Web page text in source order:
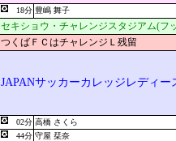
18分 豊嶋 舞子
セキショウ・チャレンジスタジアム(フ
つくばＦＣはチャレンジＬ残留
JAPANサッカーカレッジレディー
02分 高橋 さくら
44分 守屋 栞奈